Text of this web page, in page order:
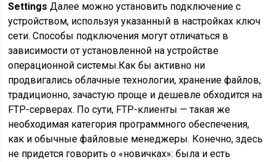
Settings Далее можно установить подключение с
устройством, используя указанный в настройках ключ
сети. Способы подключения могут отличаться в
зависимости от установленной на устройстве
операционной системы.Как бы активно ни
продвигались облачные технологии, хранение файлов,
традиционно, зачастую проще и дешевле обходится на
FTP-серверах. По сути, FTP-клиенты — такая же
необходимая категория программного обеспечения,
как и обычные файловые менеджеры. Конечно, здесь
не придется говорить о «новичках»: была и есть